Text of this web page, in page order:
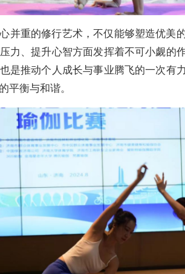
并重的修行艺术，不仅能够塑造优美
力、提升心智方面发挥着不可小觑的
是推动个人成长与事业腾飞的一次有
平衡与和谐。